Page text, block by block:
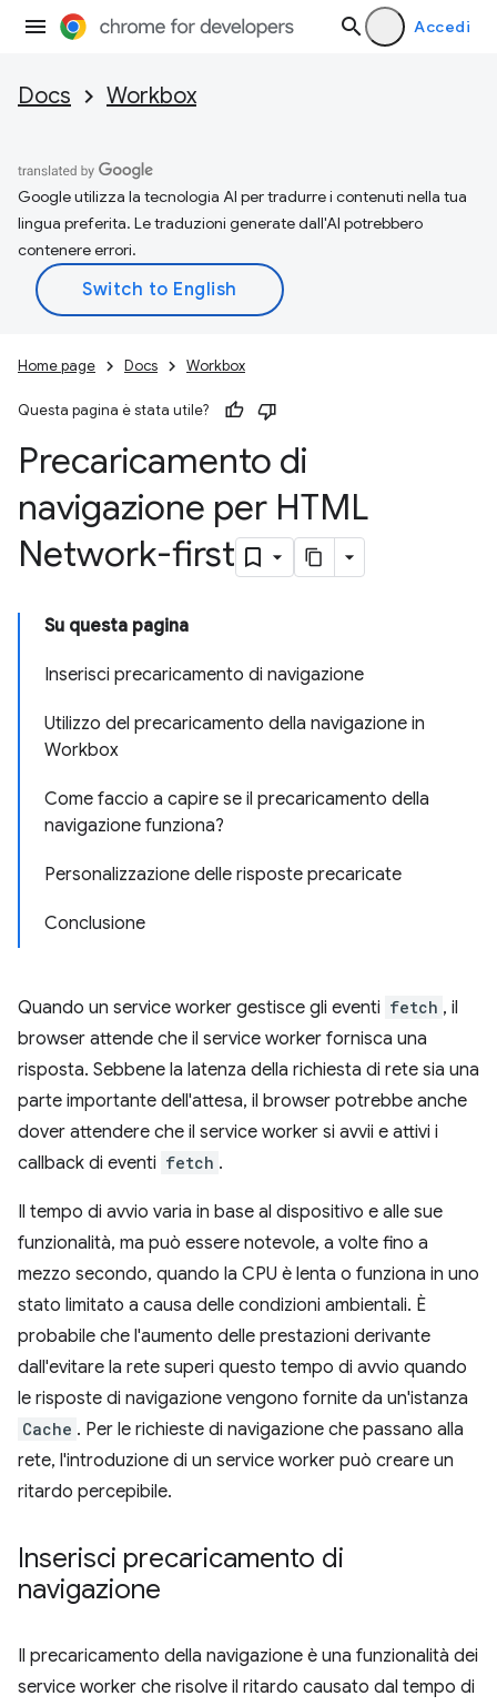
Accedi
Docs Workbox
Google utilizza la tecnologia AI per tradurre i contenuti nella tua
lingua preferita. Le traduzioni generate dall'AI potrebbero
contenere errori.
Home page Docs Workbox
Questa pagina è stata utile?
Precaricamento di
navigazione per HTML
Network-first
Su questa pagina
Inserisci precaricamento di navigazione
Utilizzo del precaricamento della navigazione in
Workbox
Come faccio a capire se il precaricamento della
navigazione funziona?
Personalizzazione delle risposte precaricate
Conclusione
Quando un service worker gestisce gli eventi fetch , il
browser attende che il service worker fornisca una
risposta. Sebbene la latenza della richiesta di rete sia una
parte importante dell'attesa, il browser potrebbe anche
dover attendere che il service worker si avvii e attivi i
callback di eventi fetch .
Il tempo di avvio varia in base al dispositivo e alle sue
funzionalità, ma può essere notevole, a volte fino a
mezzo secondo, quando la CPU è lenta o funziona in uno
stato limitato a causa delle condizioni ambientali. È
probabile che l'aumento delle prestazioni derivante
dall'evitare la rete superi questo tempo di avvio quando
le risposte di navigazione vengono fornite da un'istanza
Cache . Per le richieste di navigazione che passano alla
rete, l'introduzione di un service worker può creare un
ritardo percepibile.
Inserisci precaricamento di
navigazione
Il precaricamento della navigazione è una funzionalità dei
service worker che risolve il ritardo causato dal tempo di